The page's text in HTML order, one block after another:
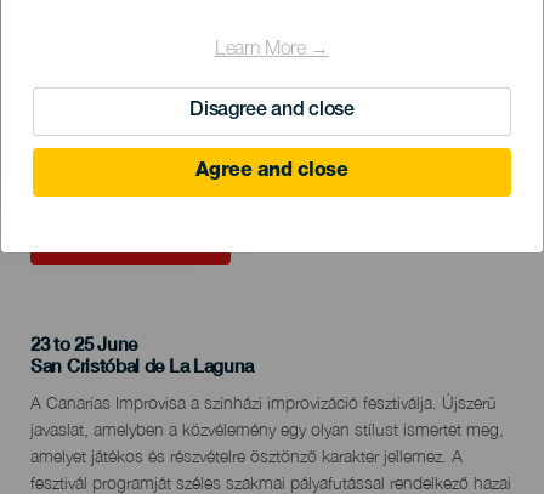
Learn More →
Disagree and close
Agree and close
23 to 25 June
Localidad
San Cristóbal de La Laguna
Descripción
del
evento
A Canarias Improvisa a színházi improvizáció fesztiválja. Újszerű
javaslat, amelyben a közvélemény egy olyan stílust ismertet meg,
amelyet játékos és részvételre ösztönző karakter jellemez. A
fesztivál programját széles szakmai pályafutással rendelkező hazai